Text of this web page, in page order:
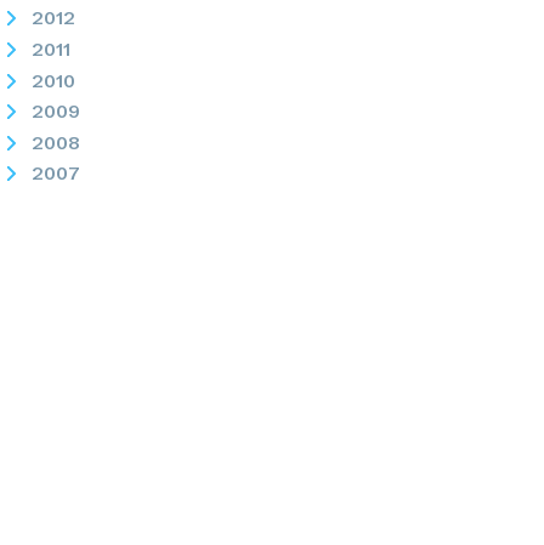
2012
2011
2010
2009
2008
2007